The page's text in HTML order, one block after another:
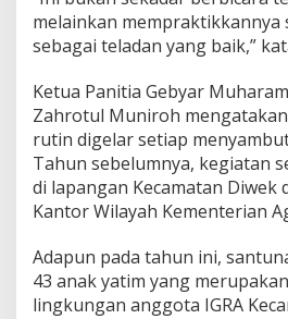
melainkan mempraktikkannya
sebagai teladan yang baik,”
Ketua Panitia Gebyar
Zahrotul Muniroh
rutin digelar setiap
Tahun sebelumnya, kegiatan
di lapangan Kecamatan Diwek
Kantor Wilayah Kementerian
Adapun pada tahun ini,
43 anak yatim yang
lingkungan anggota IGRA